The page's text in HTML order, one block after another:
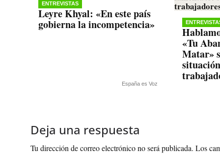
ENTREVISTAS
Leyre Khyal: «En este país
gobierna la incompetencia»
España es Voz
«Tu
Matar»
Deja una respuesta
Tu dirección de correo electrónico no será publicada. Los